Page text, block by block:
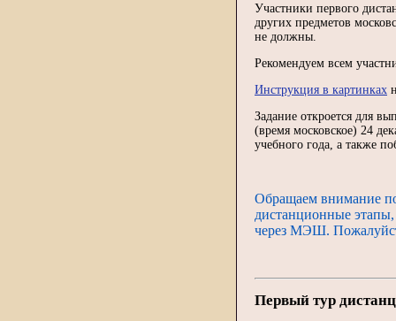
Участники первого
других предметов
не должны.
Рекомендуем всем
Инструкция в картинках
Задание откроется для
(время московское) 24
учебного года, а также
Обращаем внимание
дистанционные этапы,
через МЭШ.
Первый тур